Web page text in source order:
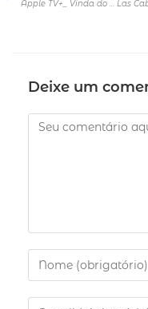
Deixe um